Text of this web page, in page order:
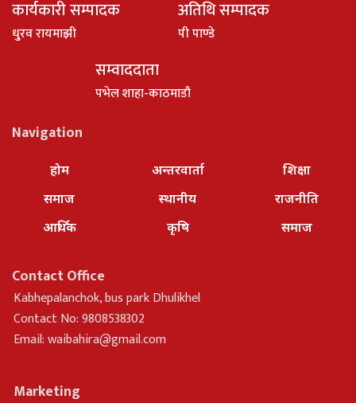
कार्यकारी सम्पादक
धु्रव रायमाझी
अतिथि सम्पादक
पी पाण्डे
सम्वाददाता
पभेल शाहा-काठमाडौ
Navigation
होम
समाज
आर्थिक
अन्तरवार्ता
स्थानीय
कृषि
शिक्षा
राजनीति
समाज
Contact Office
Kabhepalanchok, bus park Dhulikhel
Contact No: 9808538302
Email:waibahira@gmail.com
Marketing